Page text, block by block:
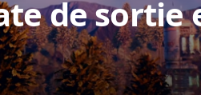
de sortie